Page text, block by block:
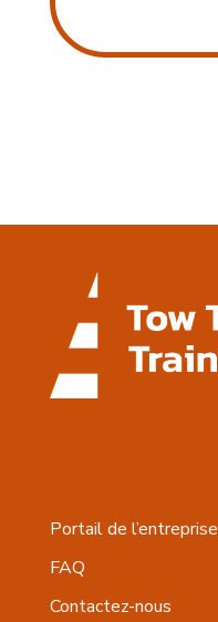
Portail de l’entreprise
FAQ
Contactez-nous